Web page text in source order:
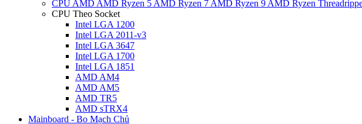
CPU AMD AMD Ryzen 5 AMD Ryzen 7 AMD Ryzen 9 AMD Ryzen
CPU Theo Socket
Intel LGA 1200
Intel LGA 2011-v3
Intel LGA 3647
Intel LGA 1700
Intel LGA 1851
AMD AM4
AMD AM5
AMD TR5
AMD sTRX4
Mainboard - Bo Mạch Chủ